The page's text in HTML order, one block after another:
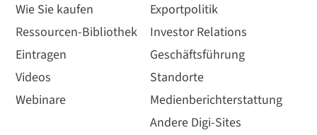
Wie Sie kaufen
Ressourcen-Bibliothek
Eintragen
Videos
Webinare
Exportpolitik
Investor Relations
Geschäftsführung
Standorte
Medienberichterstattung
Andere Digi-Sites